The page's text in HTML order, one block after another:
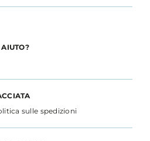
sulle spedizioni